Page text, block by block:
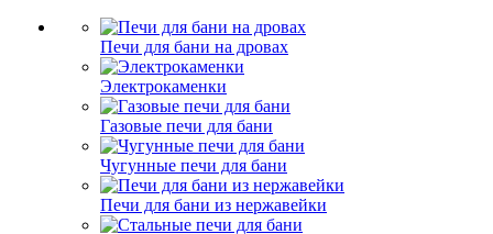
Печи для бани на дровах
Электрокаменки
Газовые печи для бани
Чугунные печи для бани
Печи для бани из нержавейки